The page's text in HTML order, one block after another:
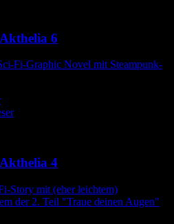
6
Fi-Graphic Novel mit Steampunk-
4
Story mit (eher leichtem)
der 2. Teil "Traue deinen Augen"